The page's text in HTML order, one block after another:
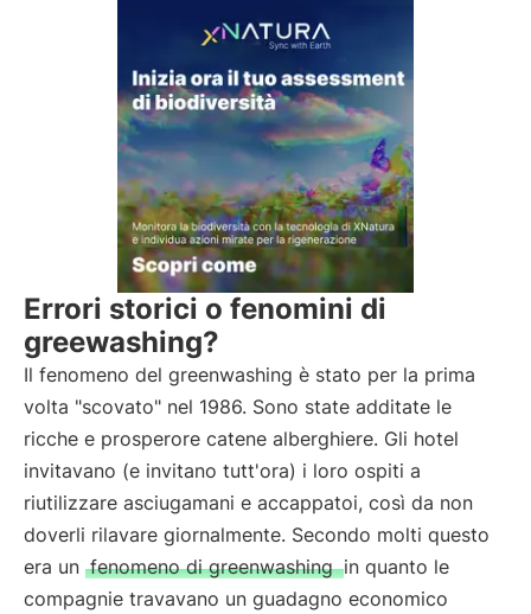
Errori storici o fenomini di
greewashing?
Il fenomeno del greenwashing è stato per la prima
volta "scovato" nel 1986. Sono state additate le
ricche e prosperore catene alberghiere. Gli hotel
invitavano (e invitano tutt'ora) i loro ospiti a
riutilizzare asciugamani e accappatoi, così da non
doverli rilavare giornalmente. Secondo molti questo
era un fenomeno di greenwashing in quanto le
compagnie travavano un guadagno economico